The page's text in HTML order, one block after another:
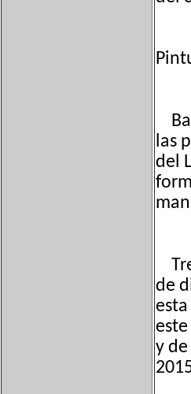
las
del
de
y